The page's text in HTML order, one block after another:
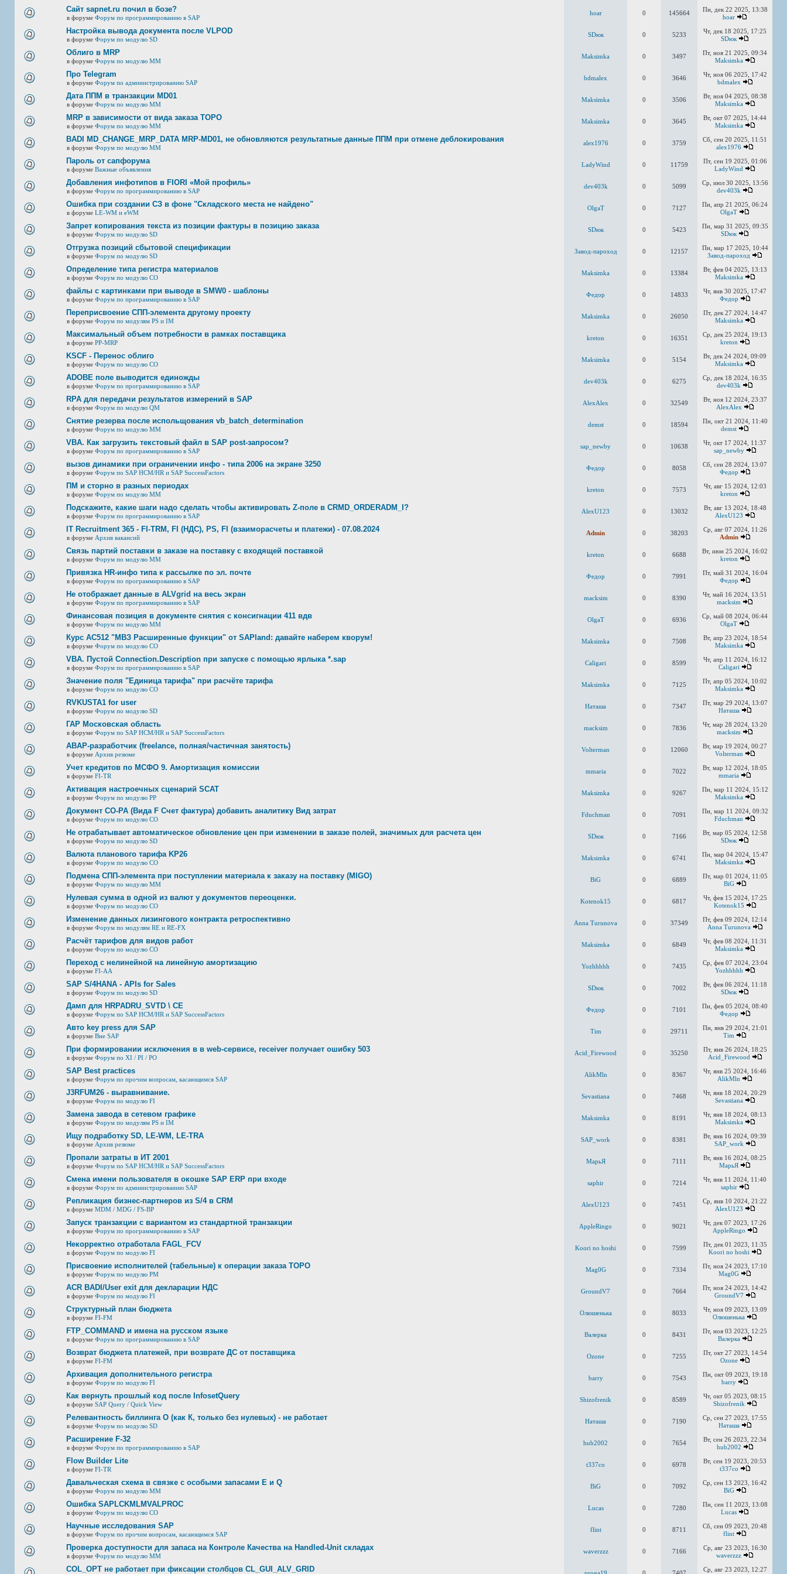
Сайт sapnet.ru почил в бозе?
в форуме Форум по программированию в SAP
hoar 0 145664
Пн, дек 22 2025, 13:38
hoar
Настройка вывода документа после VLPOD
в форуме Форум по модулю SD
SDюк 0 5233
Чт, дек 18 2025, 17:25
SDюк
Облиго в MRP
в форуме Форум по модулю ММ
Maksimka 0 3497
Пт, ноя 21 2025, 09:34
Maksimka
Про Telegram
в форуме Форум по администрированию SAP
bdmalex 0 3646
Чт, ноя 06 2025, 17:42
bdmalex
Дата ППМ в транзакции MD01
в форуме Форум по модулю ММ
Maksimka 0 3506
Вт, ноя 04 2025, 08:38
Maksimka
MRP в зависимости от вида заказа ТОРО
в форуме Форум по модулю ММ
Maksimka 0 3645
Вт, окт 07 2025, 14:44
Maksimka
BADI MD_CHANGE_MRP_DATA MRP-MD01, не обновляются результатные данные ППМ при отмене деблокирования
в форуме Форум по модулю ММ
alex1976 0 3759
Сб, сен 20 2025, 11:51
alex1976
Пароль от сапфорума
в форуме Важные объявления
LadyWind 0 11759
Пт, сен 19 2025, 01:06
LadyWind
Добавления инфотипов в FIORI «Мой профиль»
в форуме Форум по программированию в SAP
dev403k 0 5099
Ср, июл 30 2025, 13:56
dev403k
Ошибка при создании СЗ в фоне "Складского места не найдено"
в форуме LE-WM и eWM
OlgaT 0 7127
Пн, апр 21 2025, 06:24
OlgaT
Запрет копирования текста из позиции фактуры в позицию заказа
в форуме Форум по модулю SD
SDюк 0 5423
Пн, мар 31 2025, 09:35
SDюк
Отгрузка позиций сбытовой спецификации
в форуме Форум по модулю SD
Завод-пароход 0 12157
Пн, мар 17 2025, 10:44
Завод-пароход
Определение типа регистра материалов
в форуме Форум по модулю СО
Maksimka 0 13384
Вт, фев 04 2025, 13:13
Maksimka
файлы с картинками при выводе в SMW0 - шаблоны
в форуме Форум по программированию в SAP
Федор 0 14833
Чт, янв 30 2025, 17:47
Федор
Переприсвоение СПП-элемента другому проекту
в форуме Форум по модулям PS и IM
Maksimka 0 26050
Пт, дек 27 2024, 14:47
Maksimka
Максимальный объем потребности в рамках поставщика
в форуме PP-MRP
kreton 0 16351
Ср, дек 25 2024, 19:13
kreton
KSCF - Перенос облиго
в форуме Форум по модулю СО
Maksimka 0 5154
Вт, дек 24 2024, 09:09
Maksimka
ADOBE поле выводится единожды
в форуме Форум по программированию в SAP
dev403k 0 6275
Ср, дек 18 2024, 16:35
dev403k
RPA для передачи результатов измерений в SAP
в форуме Форум по модулю QM
AlexAlex 0 32549
Вт, ноя 12 2024, 23:37
AlexAlex
Снятие резерва после испольщования vb_batch_determination
в форуме Форум по модулю ММ
demst 0 18594
Пн, окт 21 2024, 11:40
demst
VBA. Как загрузить текстовый файл в SAP post-запросом?
в форуме Форум по программированию в SAP
sap_newby 0 10638
Чт, окт 17 2024, 11:37
sap_newby
вызов динамики при ограничении инфо - типа 2006 на экране 3250
в форуме Форум по SAP HCM/HR и SAP SuccessFactors
Федор 0 8058
Сб, сен 28 2024, 13:07
Федор
ПМ и сторно в разных периодах
в форуме Форум по модулю ММ
kreton 0 7573
Чт, авг 15 2024, 12:03
kreton
Подскажите, какие шаги надо сделать чтобы активировать Z-поле в CRMD_ORDERADM_I?
в форуме Форум по программированию в SAP
AlexU123 0 13032
Вт, авг 13 2024, 18:48
AlexU123
IT Recruitment 365 - FI-TRM, FI (НДС), PS, FI (взаиморасчеты и платежи) - 07.08.2024
в форуме Архив вакансий
Admin 0 38203
Ср, авг 07 2024, 11:26
Admin
Связь партий поставки в заказе на поставку с входящей поставкой
в форуме Форум по модулю ММ
kreton 0 6688
Вт, июн 25 2024, 16:02
kreton
Привязка HR-инфо типа к рассылке по эл. почте
в форуме Форум по программированию в SAP
Федор 0 7991
Пт, май 31 2024, 16:04
Федор
Не отображает данные в ALVgrid на весь экран
в форуме Форум по программированию в SAP
macksim 0 8390
Чт, май 16 2024, 13:51
macksim
Финансовая позиция в документе снятия с консигнации 411 вдв
в форуме Форум по модулю ММ
OlgaT 0 6936
Ср, май 08 2024, 06:44
OlgaT
Курс AC512 "МВЗ Расширенные функции" от SAPland: давайте наберем кворум!
в форуме Форум по модулю СО
Maksimka 0 7508
Вт, апр 23 2024, 18:54
Maksimka
VBA. Пустой Connection.Description при запуске с помощью ярлыка *.sap
в форуме Форум по программированию в SAP
Caligari 0 8599
Чт, апр 11 2024, 16:12
Caligari
Значение поля "Единица тарифа" при расчёте тарифа
в форуме Форум по модулю СО
Maksimka 0 7125
Пт, апр 05 2024, 10:02
Maksimka
RVKUSTA1 for user
в форуме Форум по модулю SD
Наташа 0 7347
Пт, мар 29 2024, 13:07
Наташа
ГАР Московская область
в форуме Форум по SAP HCM/HR и SAP SuccessFactors
macksim 0 7836
Чт, мар 28 2024, 13:20
macksim
ABAP-разработчик (freelance, полная/частичная занятость)
в форуме Архив резюме
Volterman 0 12060
Вт, мар 19 2024, 00:27
Volterman
Учет кредитов по МСФО 9. Амортизация комиссии
в форуме FI-TR
mmaria 0 7022
Вт, мар 12 2024, 18:05
mmaria
Активация настроечных сценарий SCAT
в форуме Форум по модулю РР
Maksimka 0 9267
Пн, мар 11 2024, 15:12
Maksimka
Документ CO-PA (Вида F Счет фактура) добавить аналитику Вид затрат
в форуме Форум по модулю СО
Fduchman 0 7091
Пн, мар 11 2024, 09:32
Fduchman
Не отрабатывает автоматическое обновление цен при изменении в заказе полей, значимых для расчета цен
в форуме Форум по модулю SD
SDюк 0 7166
Вт, мар 05 2024, 12:58
SDюк
Валюта планового тарифа KP26
в форуме Форум по модулю СО
Maksimka 0 6741
Пн, мар 04 2024, 15:47
Maksimka
Подмена СПП-элемента при поступлении материала к заказу на поставку (MIGO)
в форуме Форум по модулю ММ
BiG 0 6889
Пт, мар 01 2024, 11:05
BiG
Нулевая сумма в одной из валют у документов переоценки.
в форуме Форум по модулю СО
Kotenok15 0 6817
Чт, фев 15 2024, 17:25
Kotenok15
Изменение данных лизингового контракта ретроспективно
в форуме Форум по модулям RE и RE-FX
Anna Turunova 0 37349
Пт, фев 09 2024, 12:14
Anna Turunova
Расчёт тарифов для видов работ
в форуме Форум по модулю СО
Maksimka 0 6849
Чт, фев 08 2024, 11:31
Maksimka
Переход с нелинейной на линейную амортизацию
в форуме FI-AA
Yozhhhhh 0 7435
Ср, фев 07 2024, 23:04
Yozhhhhh
SAP S/4HANA - APIs for Sales
в форуме Форум по модулю SD
SDюк 0 7002
Вт, фев 06 2024, 11:18
SDюк
Дамп для HRPADRU_SVTD \ CE
в форуме Форум по SAP HCM/HR и SAP SuccessFactors
Федор 0 7101
Пн, фев 05 2024, 08:40
Федор
Авто key press для SAP
в форуме Вне SAP
Tim 0 29711
Пн, янв 29 2024, 21:01
Tim
При формировании исключения в в web-сервисе, receiver получает ошибку 503
в форуме Форум по XI / PI / РО
Acid_Firewood 0 35250
Пт, янв 26 2024, 18:25
Acid_Firewood
SAP Best practices
в форуме Форум по прочим вопросам, касающимся SAP
AlikMln 0 8367
Чт, янв 25 2024, 16:46
AlikMln
J3RFUМ26 - выравнивание.
в форуме Форум по модулю FI
Sevastiana 0 7468
Чт, янв 18 2024, 20:29
Sevastiana
Замена завода в сетевом графике
в форуме Форум по модулям PS и IM
Maksimka 0 8191
Чт, янв 18 2024, 08:13
Maksimka
Ищу подработку SD, LE-WM, LE-TRA
в форуме Архив резюме
SAP_work 0 8381
Вт, янв 16 2024, 09:39
SAP_work
Пропали затраты в ИТ 2001
в форуме Форум по SAP HCM/HR и SAP SuccessFactors
MaрьЯ 0 7111
Вт, янв 16 2024, 08:25
MaрьЯ
Смена имени пользователя в окошке SAP ERP при входе
в форуме Форум по администрированию SAP
saphir 0 7214
Чт, янв 11 2024, 11:40
saphir
Репликация бизнес-партнеров из S/4 в CRM
в форуме MDM / MDG / FS-BP
AlexU123 0 7451
Ср, янв 10 2024, 21:22
AlexU123
Запуск транзакции с вариантом из стандартной транзакции
в форуме Форум по программированию в SAP
AppleRingo 0 9021
Чт, дек 07 2023, 17:26
AppleRingo
Некорректно отработала FAGL_FCV
в форуме Форум по модулю FI
Koori no hoshi 0 7599
Пт, дек 01 2023, 11:35
Koori no hoshi
Присвоение исполнителей (табельные) к операции заказа ТОРО
в форуме Форум по модулю РМ
Mag0G 0 7334
Пт, ноя 24 2023, 17:10
Mag0G
ACR BADI/User exit для декларации НДС
в форуме Форум по модулю FI
GroundV7 0 7664
Пт, ноя 24 2023, 14:42
GroundV7
Структурный план бюджета
в форуме FI-FM
Олюшенька 0 8033
Чт, ноя 09 2023, 13:09
Олюшенька
FTP_COMMAND и имена на русском языке
в форуме Форум по программированию в SAP
Валерка 0 8431
Пт, ноя 03 2023, 12:25
Валерка
Возврат бюджета платежей, при возврате ДС от поставщика
в форуме FI-FM
Ozone 0 7255
Пт, окт 27 2023, 14:54
Ozone
Архивация дополнительного регистра
в форуме Форум по модулю FI
barry 0 7543
Пн, окт 09 2023, 19:18
barry
Как вернуть прошлый код после InfosetQuery
в форуме SAP Query / Quick View
Shizofrenik 0 8589
Чт, окт 05 2023, 08:15
Shizofrenik
Релевантность биллинга О (как К, только без нулевых) - не работает
в форуме Форум по модулю SD
Наташа 0 7190
Ср, сен 27 2023, 17:55
Наташа
Расширение F-32
в форуме Форум по программированию в SAP
hub2002 0 7654
Вт, сен 26 2023, 22:34
hub2002
Flow Builder Lite
в форуме FI-TR
t337co 0 6978
Вт, сен 19 2023, 20:53
t337co
Давальческая схема в связке с особыми запасами E и Q
в форуме Форум по модулю ММ
BiG 0 7092
Ср, сен 13 2023, 16:42
BiG
Ошибка SAPLCKMLMVALPROC
в форуме Форум по модулю СО
Lucas 0 7280
Пн, сен 11 2023, 13:08
Lucas
Научные исследования SAP
в форуме Форум по прочим вопросам, касающимся SAP
flint 0 8711
Сб, сен 09 2023, 20:48
flint
Проверка доступности для запаса на Контроле Качества на Handled-Unit складах
в форуме Форум по модулю ММ
waverzzz 0 7166
Ср, авг 23 2023, 16:30
waverzzz
COL_OPT не работает при фиксации столбцов CL_GUI_ALV_GRID
Ср, авг 23 2023, 12:27